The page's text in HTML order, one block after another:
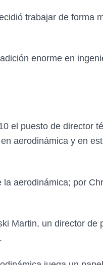
trabajar de forma
enorme en
el puesto de director
aerodinámica y en
aerodinámica; por
Martin, un director de